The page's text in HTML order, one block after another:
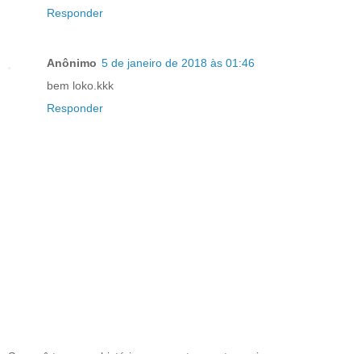
Responder
Anônimo 5 de janeiro de 2018 às 01:46
bem loko.kkk
Responder